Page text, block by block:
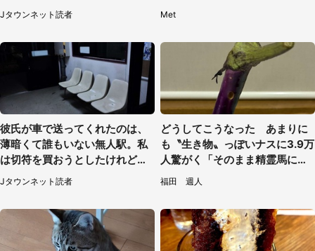
られて（神奈川県・30代女性）
Jタウンネット読者 Met
彼氏が車で送ってくれたのは、
薄暗くて誰もいない無人駅。私
は切符を買おうとしたけれど
（山形県・20代女性）
Jタウンネット読者
どうしてこうなった あまりに
も〝生き物〟っぽいナスに3.9万
人驚がく「そのまま精霊馬に使
えそう」
福田 週人